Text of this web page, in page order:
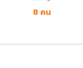
8 คน